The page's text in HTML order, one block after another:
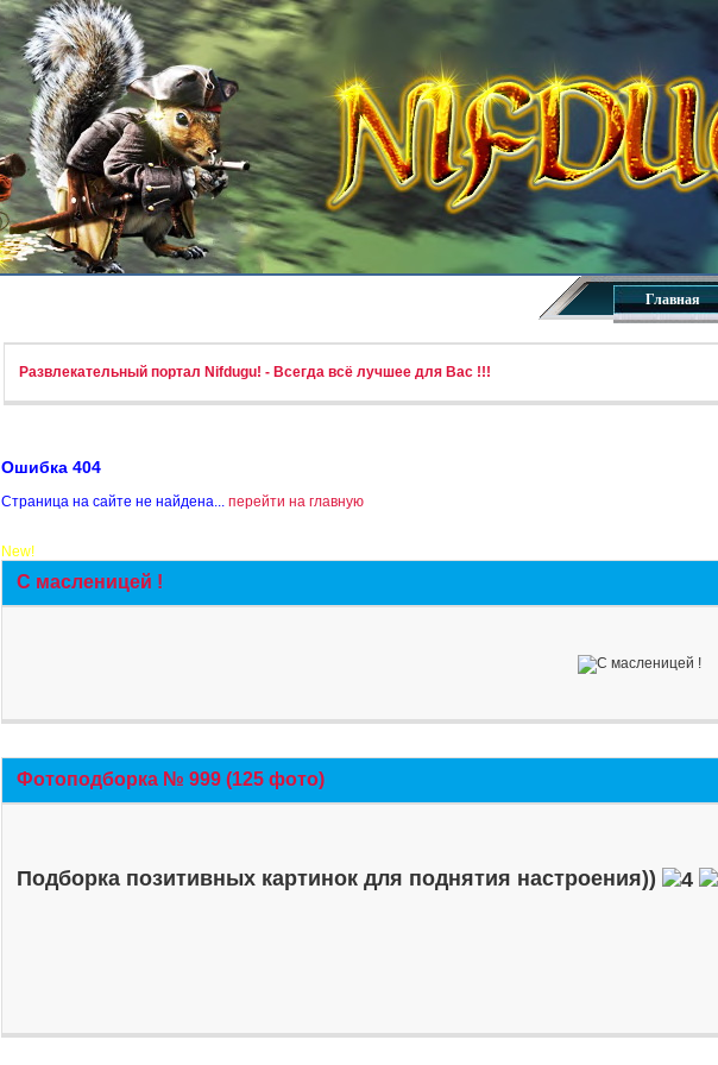
Главная
Развлекательный портал Nifdugu! - Всегда всё лучшее для Вас !!!
Ошибка 404
Страница на сайте не найдена... перейти на главную
New!
С масленицей !
Фотоподборка № 999 (125 фото)
Подборка позитивных картинок для поднятия настроения))